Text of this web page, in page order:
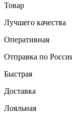
Товар
Лучшего качества
Оперативная
Отправка по
Быстрая
Доставка
Лояльная